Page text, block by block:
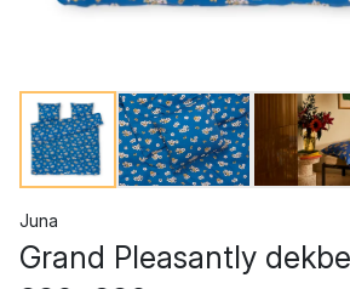
Juna
Grand Pleasantly